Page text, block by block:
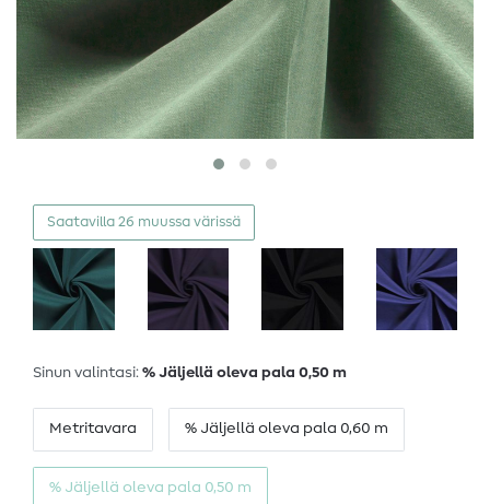
Saatavilla 26 muussa värissä
Sinun valintasi: % Jäljellä oleva pala 0,50 m
Metritavara % Jäljellä oleva pala 0,60 m
% Jäljellä oleva pala 0,50 m